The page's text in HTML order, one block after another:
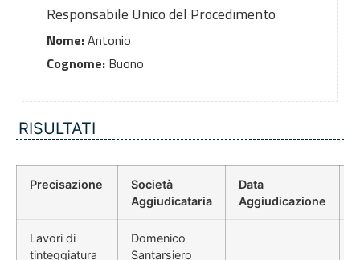
Responsabile Unico del Procedimento
Nome:Antonio
Cognome:Buono
RISULTATI
Precisazione
Società
Aggiudicataria
Data
Aggiudicazione
Lavori di
tinteggiatura
Domenico
Santarsiero